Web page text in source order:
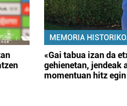
MEMORIA
«Gai tabua izan da
gehienetan, jendeak
momentuan hitz egin